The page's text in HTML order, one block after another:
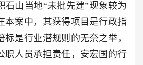
石山当地“未批先建”现象较为
本案中，其获得项目是行政指
标是行业潜规则的无奈之举，
职人员承担责任，安宏国的行